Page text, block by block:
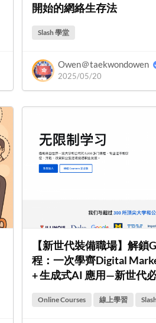
開始的網絡生存法
Slash 學堂
Owen＠taekwondowen
2025/05/20
【新世代裝備職場】解鎖
程：一次學齊Digital
+ 生成式AI 應用—新世代
Online Courses 線上學習